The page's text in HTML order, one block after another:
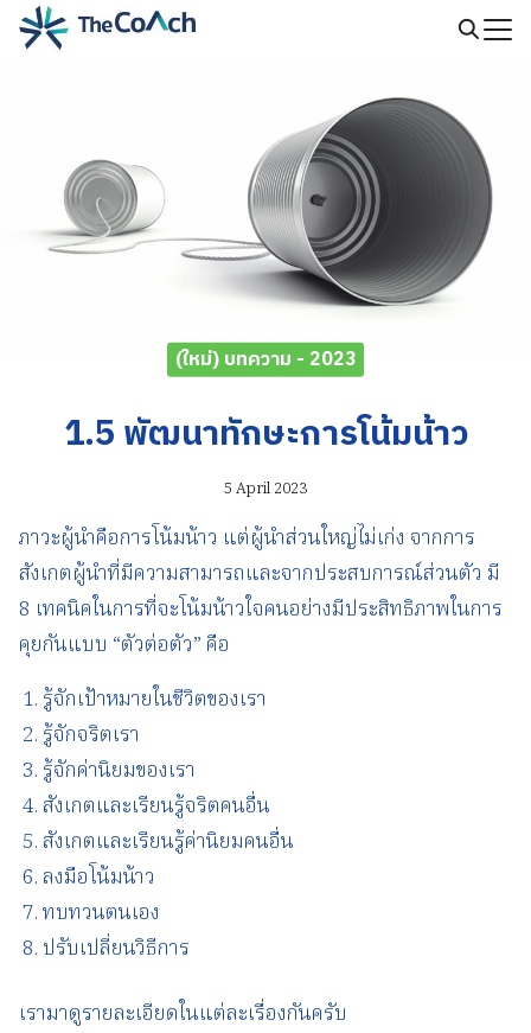
Skip
(ใหม่) บทความ - 2023
1.5 พัฒนาทักษะการโน้มน้าว
5 April 2023
ภาวะผู้นำคือการโน้มน้าว แต่ผู้นำส่วนใหญ่ไม่เก่ง จากการ
สังเกตผู้นำที่มีความสามารถและจากประสบการณ์ส่วนตัว มี
8 เทคนิคในการที่จะโน้มน้าวใจคนอย่างมีประสิทธิภาพในการ
คุยกันแบบ “ตัวต่อตัว” คือ
รู้จักเป้าหมายในชีวิตของเรา
รู้จักจริตเรา
รู้จักค่านิยมของเรา
สังเกตและเรียนรู้จริตคนอื่น
สังเกตและเรียนรู้ค่านิยมคนอื่น
ลงมือโน้มน้าว
ทบทวนตนเอง
ปรับเปลี่ยนวิธีการ
เรามาดูรายละเอียดในแต่ละเรื่องกันครับ